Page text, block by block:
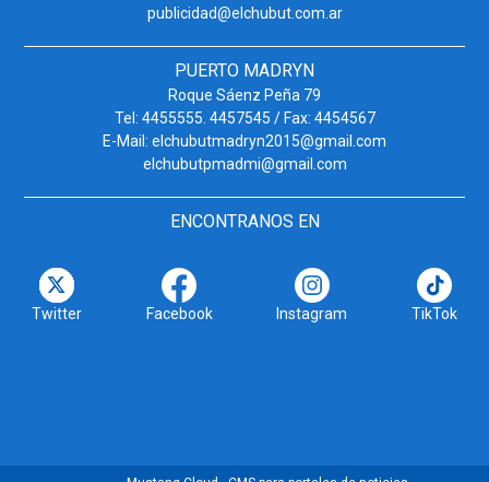
publicidad@elchubut.com.ar
PUERTO MADRYN
Roque Sáenz Peña 79
Tel: 4455555. 4457545 / Fax: 4454567
E-Mail: elchubutmadryn2015@gmail.com
elchubutpmadmi@gmail.com
ENCONTRANOS EN
Twitter Facebook Instagram TikTok